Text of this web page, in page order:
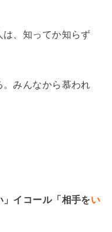
は、知ってか知らず
みんなから慕われ
」イコール「相手をい